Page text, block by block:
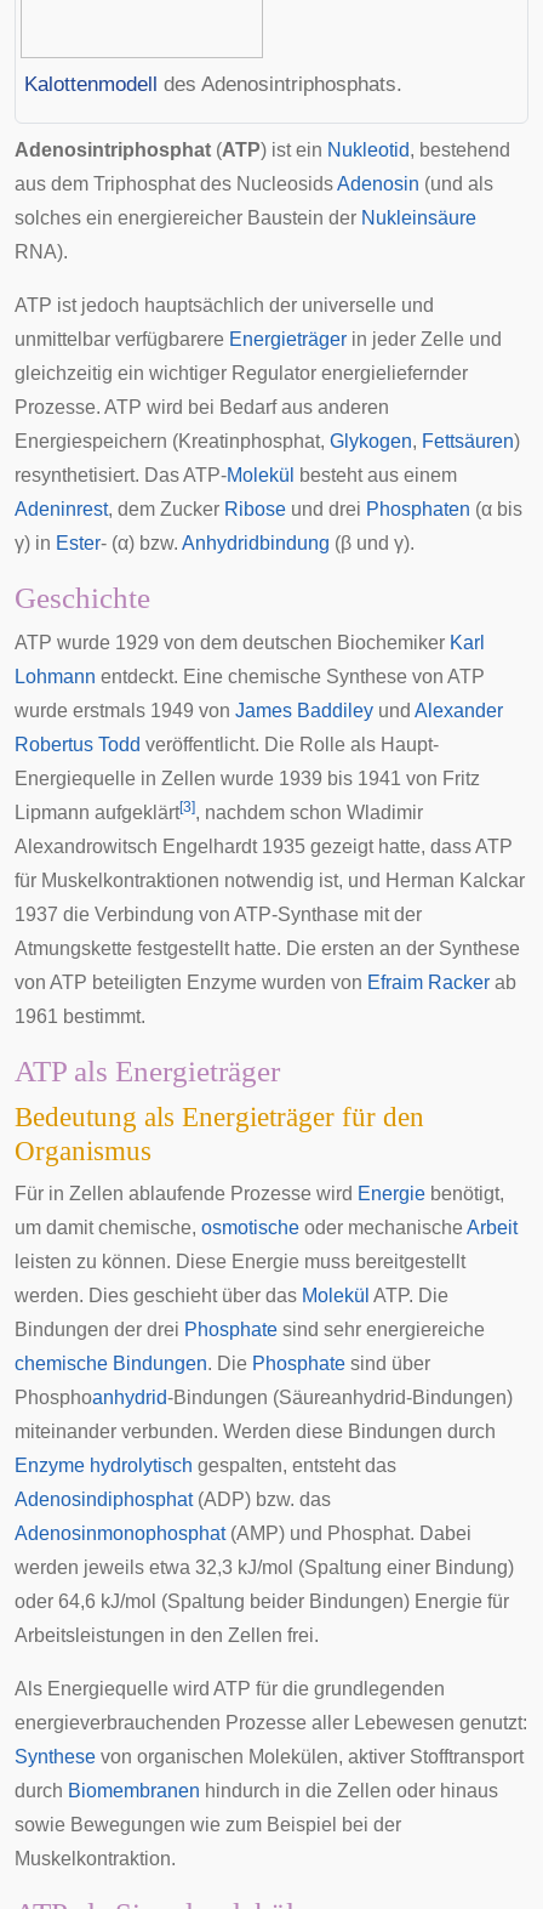
Kalottenmodell des Adenosintriphosphats.
Adenosintriphosphat (ATP) ist ein Nukleotid, bestehend
aus dem Triphosphat des NucleosidsAdenosin (und als
solches ein energiereicher Baustein der Nukleinsäure
RNA).
ATP ist jedoch hauptsächlich der universelle und
unmittelbar verfügbarere Energieträger in jeder Zelle und
gleichzeitig ein wichtiger Regulator energieliefernder
Prozesse. ATP wird bei Bedarf aus anderen
Energiespeichern (Kreatinphosphat, Glykogen, Fettsäuren)
resynthetisiert. Das ATP-Molekül
besteht aus einem
Adeninrest, dem Zucker Ribose und drei Phosphaten (α bis
γ) in Ester- (α) bzw. Anhydridbindung (β und γ).
Geschichte
ATP wurde 1929 von dem deutschen Biochemiker Karl
Lohmann entdeckt. Eine chemische Synthese von ATP
wurde erstmals 1949 von James Baddiley und Alexander
Robertus Todd veröffentlicht. Die Rolle als Haupt-
Energiequelle in Zellen wurde 1939 bis 1941 von Fritz
Lipmann aufgeklärt[3], nachdem schon Wladimir
Alexandrowitsch Engelhardt1935 gezeigt hatte, dass ATP
für Muskelkontraktionen notwendig ist, und Herman Kalckar
1937 die Verbindung von ATP-Synthase mit der
Atmungskette festgestellt hatte. Die ersten an der Synthese
von ATP beteiligten Enzyme wurden von Efraim Racker ab
1961 bestimmt.
ATP als Energieträger
Bedeutung als Energieträger für den
Organismus
Für in Zellen ablaufende Prozesse wird Energie benötigt,
um damit chemische, osmotische oder mechanische Arbeit
leisten zu können. Diese Energie muss bereitgestellt
werden. Dies geschieht über das Molekül ATP. Die
Bindungen der drei Phosphate sind sehr energiereiche
chemische Bindungen. Die Phosphate sind über
Phosphoanhydrid-Bindungen (Säureanhydrid-Bindungen)
miteinander verbunden. Werden diese Bindungen durch
Enzyme hydrolytisch gespalten, entsteht das
Adenosindiphosphat(ADP) bzw. das
Adenosinmonophosphat(AMP) und Phosphat. Dabei
werden jeweils etwa 32,3 kJ/mol (Spaltung einer Bindung)
oder 64,6 kJ/mol (Spaltung beider Bindungen) Energie für
Arbeitsleistungen in den Zellen frei.
Als Energiequelle wird ATP für die grundlegenden
energieverbrauchenden Prozesse aller Lebewesen genutzt:
Synthese von organischen Molekülen, aktiver Stofftransport
durch Biomembranen hindurch in die Zellen oder hinaus
sowie Bewegungen wie zum Beispiel bei der
Muskelkontraktion.